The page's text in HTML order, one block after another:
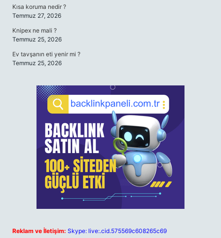
Kısa koruma nedir ?
Temmuz 27, 2026
Knipex ne mali ?
Temmuz 25, 2026
Ev tavşanın eti yenir mi ?
Temmuz 25, 2026
Reklam ve İletişim: Skype: live:.cid.575569c608265c69